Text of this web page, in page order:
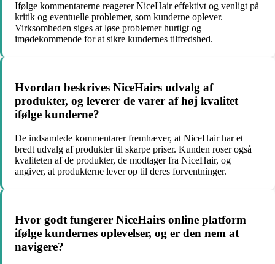
Ifølge kommentarerne reagerer NiceHair effektivt og venligt på
kritik og eventuelle problemer, som kunderne oplever.
Virksomheden siges at løse problemer hurtigt og
imødekommende for at sikre kundernes tilfredshed.
Hvordan beskrives NiceHairs udvalg af
produkter, og leverer de varer af høj kvalitet
ifølge kunderne?
De indsamlede kommentarer fremhæver, at NiceHair har et
bredt udvalg af produkter til skarpe priser. Kunden roser også
kvaliteten af de produkter, de modtager fra NiceHair, og
angiver, at produkterne lever op til deres forventninger.
Hvor godt fungerer NiceHairs online platform
ifølge kundernes oplevelser, og er den nem at
navigere?